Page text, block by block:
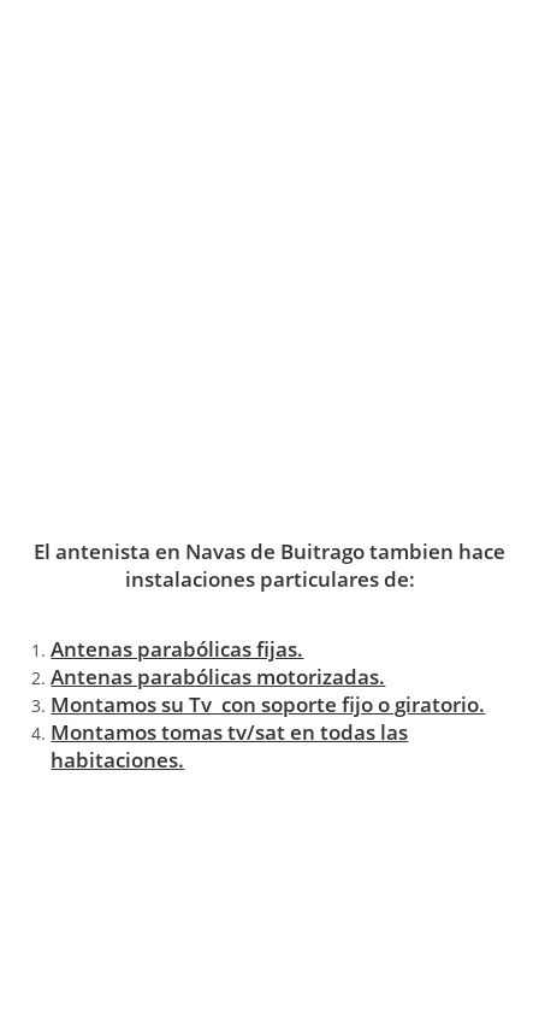
El antenista en Navas de Buitrago tambien hace
instalaciones particulares de:
Antenas parabólicas fijas.
Antenas parabólicas motorizadas.
Montamos su Tv con soporte fijo o giratorio.
Montamos tomas tv/sat en todas las
habitaciones.